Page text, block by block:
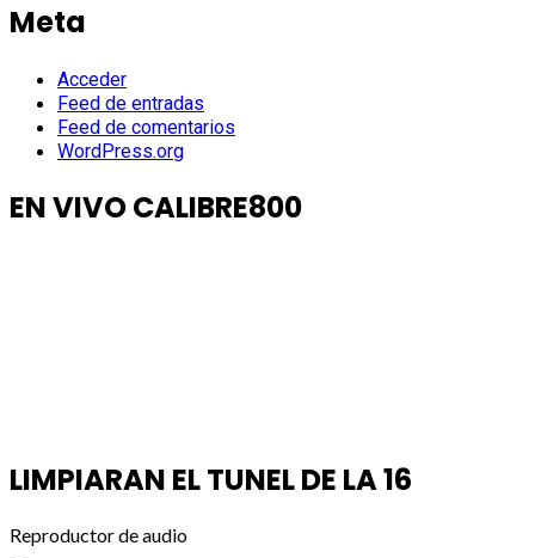
Meta
Acceder
Feed de entradas
Feed de comentarios
WordPress.org
EN VIVO CALIBRE800
LIMPIARAN EL TUNEL DE LA 16
Reproductor de audio